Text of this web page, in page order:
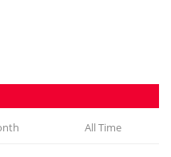
All Time